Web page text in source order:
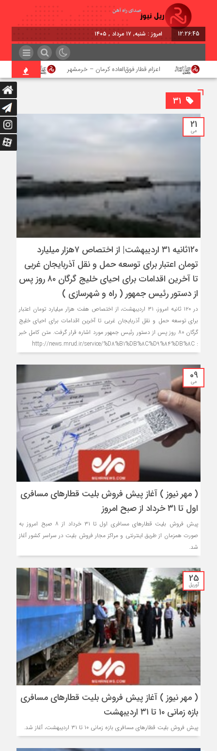
12:26:46 امروز : شنبه, ۱۷ مرداد , ۱۴۰۵
اعزام قطار فوق‌العاده کرمان – خرمشهر اجرای
21
می
۱۲۰ثانیه ۳۱ اردیبهشت| از اختصاص ۷هزار میلیارد
تومان اعتبار برای توسعه حمل و نقل آذربایجان غربی
تا آخرین اقدامات برای احیای خلیج گرگان ۸۰ روز پس
از دستور رئیس جمهور ( راه و شهرسازی )
در ۱۲۰ ثانیه امروز، ۳۱ اردیبهشت، از اختصاص هفت هزار میلیارد تومان اعتبار
برای توسعه حمل و نقل آذربایجان غربی تا آخرین اقدامات برای احیای خلیج
گرگان ۸۰ روز پس از دستور رئیس جمهور مورد اشاره قرار گرفت. متن کامل خبر
: http://news.mrud.ir/service/%D8%B1%DB%8C%D9%84%DB%8C
09
می
( مهر نیوز ) آغاز پیش فروش بلیت قطارهای مسافری
اول تا ۳۱ خرداد از صبح امروز
پیش فروش بلیت قطارهای مسافری اول تا ۳۱ خرداد از ۸ صبح امروز به
صورت همزمان از طریق اینترنتی و مراکز مجار فروش بلیت در سراسر کشور آغاز
شد.
25
آوریل
( مهر نیوز ) آغاز پیش فروش بلیت قطارهای مسافری
بازه زمانی ۱۰ تا ۳۱ اردیبهشت
پیش فروش بلیت قطارهای مسافری بازه زمانی ۱۰ تا ۳۱ اردیبهشت، آغاز شد.